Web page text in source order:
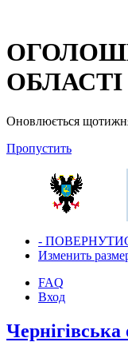
ОБЛАСТІ
Оновлюється
Пропустить
-
Изменить
FAQ
Вход